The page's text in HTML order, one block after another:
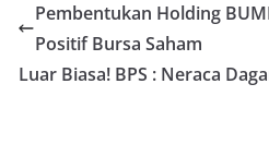
Pembentukan Holding
Positif Bursa Saham
Luar Biasa! BPS : Neraca